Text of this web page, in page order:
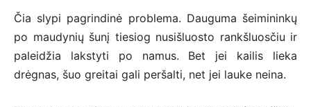
Čia slypi pagrindinė problema. Dauguma šeimininkų
po maudynių šunį tiesiog nusišluosto rankšluosčiu ir
paleidžia lakstyti po namus. Bet jei kailis lieka
drėgnas, šuo greitai gali peršalti, net jei lauke neina.